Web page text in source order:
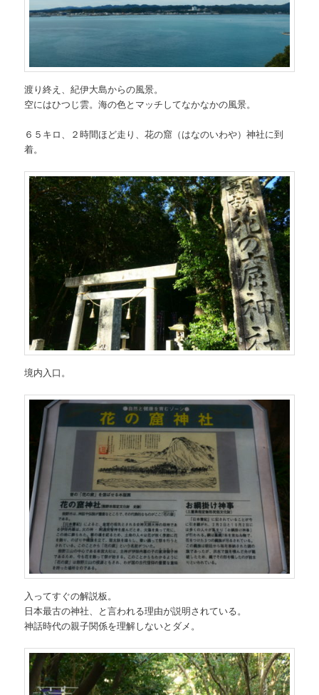
渡り終え、紀伊大島からの風景。
空にはひつじ雲。海の色とマッチしてなかなかの風景。
６５キロ、２時間ほど走り、花の窟（はなのいわや）神社に到
着。
境内入口。
入ってすぐの解説板。
日本最古の神社、と言われる理由が説明されている。
神話時代の親子関係を理解しないとダメ。